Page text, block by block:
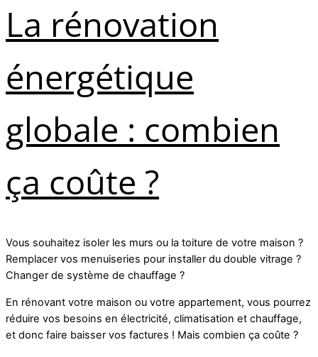
La rénovation
énergétique
globale : combien
ça coûte ?
Vous souhaitez isoler les murs ou la toiture de votre maison ?
Remplacer vos menuiseries pour installer du double vitrage ?
Changer de système de chauffage ?
En rénovant votre maison ou votre appartement, vous pourrez
réduire vos besoins en électricité, climatisation et chauffage,
et donc faire baisser vos factures ! Mais combien ça coûte ?